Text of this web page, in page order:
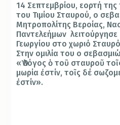
14 Σεπτεμβρίου, εορτή
του Τιμίου Σταυρού, ο
Μητροπολίτης Βεροίας,
Παντελεήμων λειτούργησε
Γεωργίου στο χωριό
Στην ομιλία του ο
«Ὁλόγοςὁ τοῦ σταυροῦ τοῖ
μωρίαἐστίν, τοῖς δέ
ἐστίν».